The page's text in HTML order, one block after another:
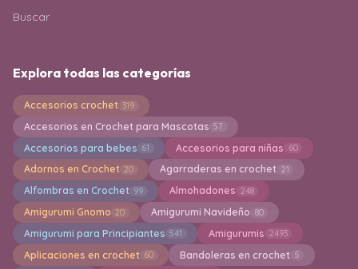
Buscar
Explora todas las categorías
Accesorios crochet 319
Accesorios en Crochet para Mascotas 57
Accesorios para bebes 61 Accesorios para niñas 60
Adornos en Crochet 20 Agarraderas en crochet 21
Alfombras en Crochet 99 Almohadones 248
Amigurumi Gnomo 20 Amigurumi Navideño 80
Amigurumi para Principiantes 541 Amigurumis 2493
Aplicaciones en crochet 60 Bandoleras en crochet 5